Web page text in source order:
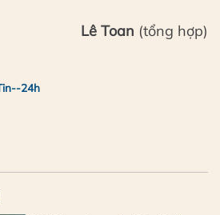
Lê Toan (tổng hợp)
24h